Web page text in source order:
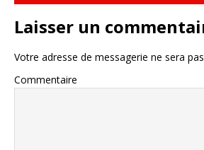
Laisser un
Votre adresse de messagerie ne sera
Commentaire